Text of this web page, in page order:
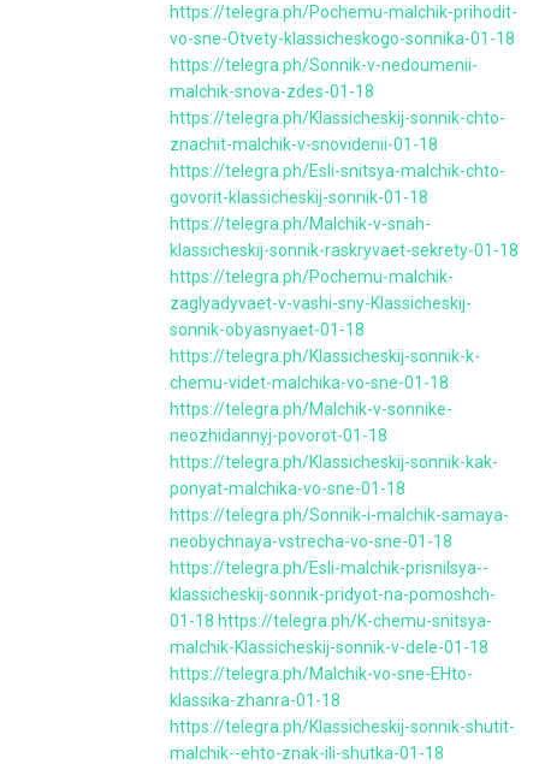
https://telegra.ph/Pochemu-malchik-prihodit-
vo-sne-Otvety-klassicheskogo-sonnika-01-18
https://telegra.ph/Sonnik-v-nedoumenii-
malchik-snova-zdes-01-18
https://telegra.ph/Klassicheskij-sonnik-chto-
znachit-malchik-v-snovidenii-01-18
https://telegra.ph/Esli-snitsya-malchik-chto-
govorit-klassicheskij-sonnik-01-18
https://telegra.ph/Malchik-v-snah-
klassicheskij-sonnik-raskryvaet-sekrety-01-18
https://telegra.ph/Pochemu-malchik-
zaglyadyvaet-v-vashi-sny-Klassicheskij-
sonnik-obyasnyaet-01-18
https://telegra.ph/Klassicheskij-sonnik-k-
chemu-videt-malchika-vo-sne-01-18
https://telegra.ph/Malchik-v-sonnike-
neozhidannyj-povorot-01-18
https://telegra.ph/Klassicheskij-sonnik-kak-
ponyat-malchika-vo-sne-01-18
https://telegra.ph/Sonnik-i-malchik-samaya-
neobychnaya-vstrecha-vo-sne-01-18
https://telegra.ph/Esli-malchik-prisnilsya--
klassicheskij-sonnik-pridyot-na-pomoshch-
01-18 https://telegra.ph/K-chemu-snitsya-
malchik-Klassicheskij-sonnik-v-dele-01-18
https://telegra.ph/Malchik-vo-sne-EHto-
klassika-zhanra-01-18
https://telegra.ph/Klassicheskij-sonnik-shutit-
malchik--ehto-znak-ili-shutka-01-18